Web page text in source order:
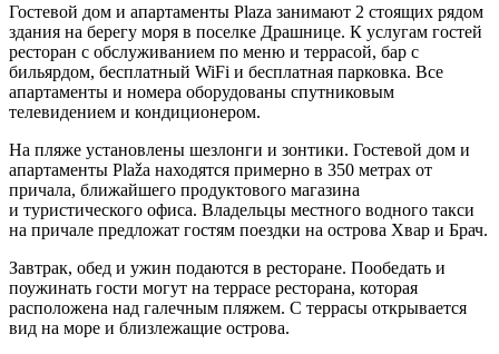
Гостевой дом и апартаменты Plaza занимают 2 стоящих рядом
здания на берегу моря в поселке Драшнице. К услугам гостей
ресторан с обслуживанием по меню и террасой, бар с
бильярдом, бесплатный WiFi и бесплатная парковка. Все
апартаменты и номера оборудованы спутниковым
телевидением и кондиционером.
На пляже установлены шезлонги и зонтики. Гостевой дом и
апартаменты Plaža находятся примерно в 350 метрах от
причала, ближайшего продуктового магазина
и туристического офиса. Владельцы местного водного такси
на причале предложат гостям поездки на острова Хвар и Брач.
Завтрак, обед и ужин подаются в ресторане. Пообедать и
поужинать гости могут на террасе ресторана, которая
расположена над галечным пляжем. С террасы открывается
вид на море и близлежащие острова.